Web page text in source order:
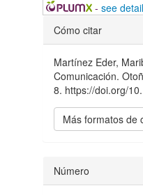
- see
Detalles
del
artículo
Cómo citar
Martínez Eder,
Comunicación.
8. https://doi.org/
Más formatos de
Número